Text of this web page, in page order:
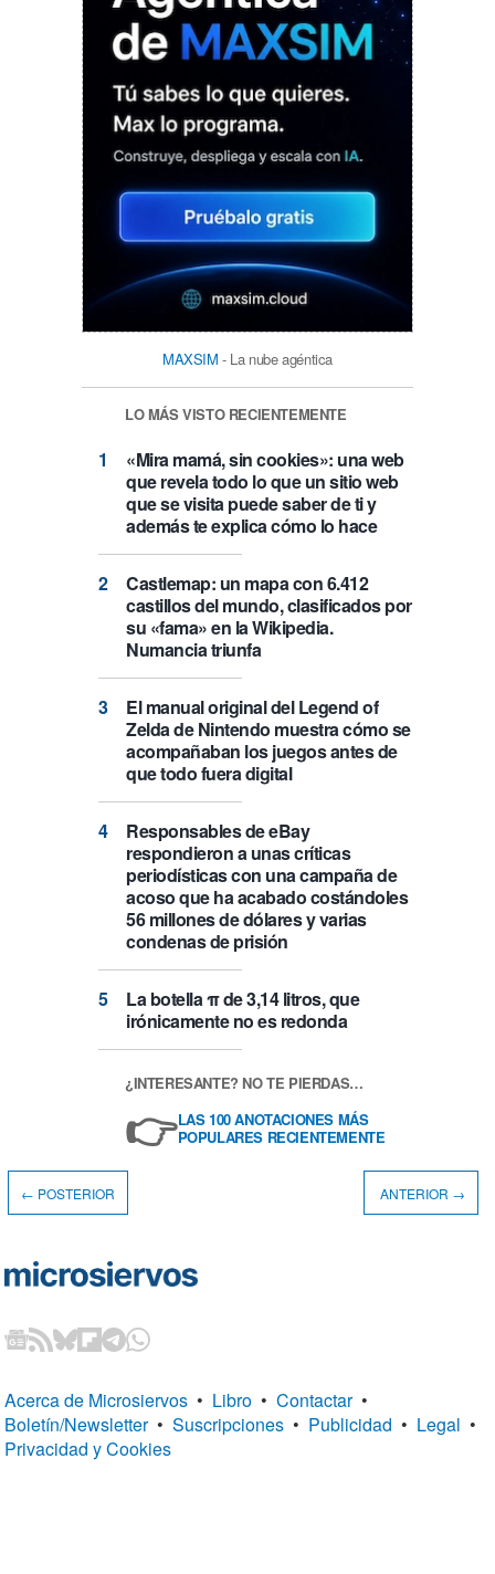
MAXSIM - La nube agéntica
LO MÁS VISTO RECIENTEMENTE
«Mira mamá, sin cookies»: una web
que revela todo lo que un sitio web
que se visita puede saber de ti y
además te explica cómo lo hace
Castlemap: un mapa con 6.412
castillos del mundo, clasificados por
su «fama» en la Wikipedia.
Numancia triunfa
El manual original del Legend of
Zelda de Nintendo muestra cómo se
acompañaban los juegos antes de
que todo fuera digital
Responsables de eBay
respondieron a unas críticas
periodísticas con una campaña de
acoso que ha acabado costándoles
56 millones de dólares y varias
condenas de prisión
La botella π de 3,14 litros, que
irónicamente no es redonda
¿INTERESANTE? NO TE PIERDAS…
👉LAS 100 ANOTACIONES MÁS
POPULARES RECIENTEMENTE
← POSTERIOR ANTERIOR →
Acerca de Microsiervos • Libro • Contactar •
Boletín/Newsletter • Suscripciones • Publicidad • Legal •
Privacidad y Cookies